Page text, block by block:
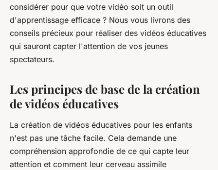
considérer pour que votre vidéo soit un outil
d'apprentissage efficace ? Nous vous livrons des
conseils précieux pour réaliser des vidéos éducatives
qui sauront capter l'attention de vos jeunes
spectateurs.
Les principes de base de la création
de vidéos éducatives
La création de vidéos éducatives pour les enfants
n'est pas une tâche facile. Cela demande une
compréhension approfondie de ce qui capte leur
attention et comment leur cerveau assimile